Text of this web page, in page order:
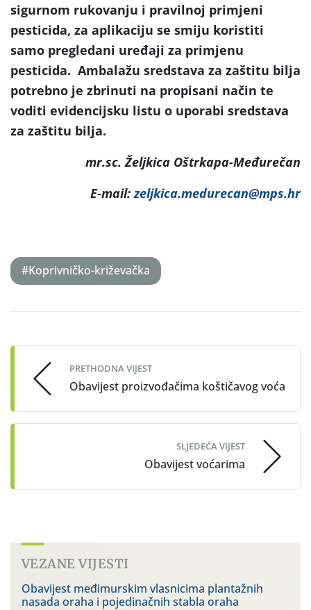
sigurnom rukovanju i pravilnoj primjeni
pesticida, za aplikaciju se smiju koristiti
samo pregledani uređaji za primjenu
pesticida. Ambalažu sredstava za zaštitu bilja
potrebno je zbrinuti na propisani način te
voditi evidencijsku listu o uporabi sredstava
za zaštitu bilja.
mr.sc. Željkica Oštrkapa-Međurečan
E-mail:zeljkica.medurecan@mps.hr
#Koprivničko-križevačka
navigation
PRETHODNA VIJEST
Obavijest proizvođačima koštičavog voća
SLJEDEĆA VIJEST
Obavijest voćarima
VEZANE VIJESTI
Obavijest međimurskim vlasnicima plantažnih
nasada oraha i pojedinačnih stabla oraha